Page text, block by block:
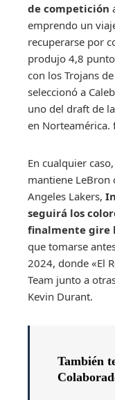
de competición
emprendo un
recuperarse por
produjo 4,8
con los Trojans
seleccionó a
uno del draft de
en Norteamérica.
En cualquier
mantiene LeBron
Angeles Lakers,
seguirá los
finalmente gire
que tomarse
2024, donde «El
Team junto a
Kevin Durant.
También